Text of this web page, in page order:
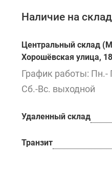
Наличие на
Центральный склад
Хорошёвская улица,
График работы: Пн.-
Сб.-Вс. выходной
Удаленный склад
Транзит